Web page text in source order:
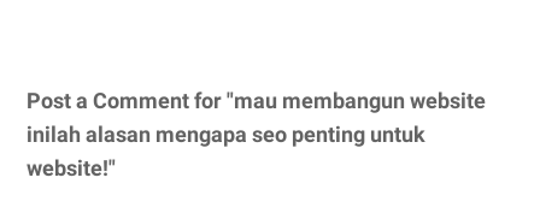
Post a Comment for "mau membangun website
inilah alasan mengapa seo penting untuk
website!"